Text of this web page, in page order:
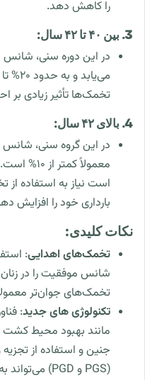
را کاهش دهد.
3. بین ۴۰ تا ۴۲ سال:
در این دوره سنی،
تخمک‌ها تأثیر زیادی بر
4. بالای ۴۲ سال:
معمولاً
است نیاز به استفاده
بارداری خود را افزایش
نکات کلیدی:
تخمک‌های اهدایی:
شانس موفقیت را در
تخمک‌های جوان‌تر
تکنولوژی های جدید:
مانند بهبود محیط کشت
جنین و استفاده از
(PGS و PGD) می‌تواند به افزایش شانس موفقیت کمک کند.